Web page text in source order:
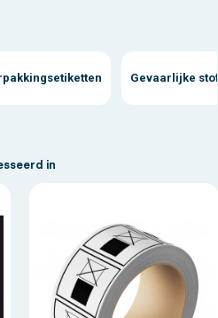
Gevaarlijke
in